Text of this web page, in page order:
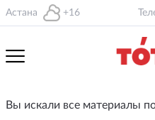
Астана +16
Вы искали все материалы